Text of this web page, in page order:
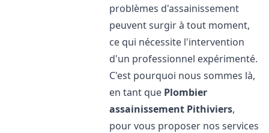
problèmes d'assainissement
peuvent surgir à tout moment,
ce qui nécessite l'intervention
d'un professionnel expérimenté.
C'est pourquoi nous sommes là,
en tant que Plombier
assainissement Pithiviers,
pour vous proposer nos services